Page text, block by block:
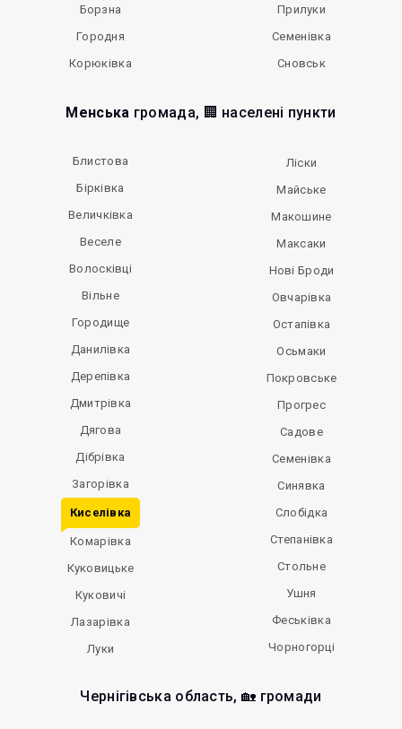
Борзна
Городня
Корюківка
Прилуки
Семенівка
Сновськ
Менська громада, 🏢 населені пункти
Блистова
Бірківка
Величківка
Веселе
Волосківці
Вільне
Городище
Данилівка
Дерепівка
Дмитрівка
Дягова
Дібрівка
Загорівка
Киселівка
Комарівка
Куковицьке
Куковичі
Лазарівка
Луки
Ліски
Майське
Макошине
Максаки
Нові Броди
Овчарівка
Остапівка
Осьмаки
Покровське
Прогрес
Садове
Семенівка
Синявка
Слобідка
Степанівка
Стольне
Ушня
Феськівка
Чорногорці
Чернігівська область, 🏡 громади